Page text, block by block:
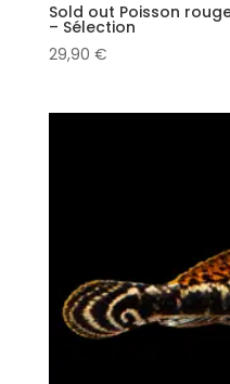
Sold out Poisson
– Sélection
29,90 €